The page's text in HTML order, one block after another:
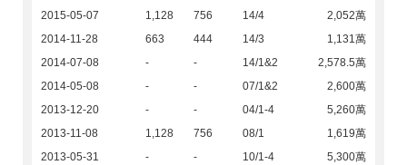
2015-05-07
1,128 756 14/4
2,052萬
2014-11-28
663 444 14/3
1,131萬
2014-07-08
- - 14/1&2
2,578.5萬
2014-05-08
- - 07/1&2
2,600萬
2013-12-20
- - 04/1-4
5,260萬
2013-11-08
1,128 756 08/1
1,619萬
2013-05-31
- - 10/1-4
5,300萬